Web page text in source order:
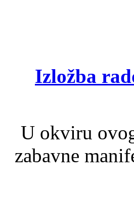
Izložba
U okviru
zabavne